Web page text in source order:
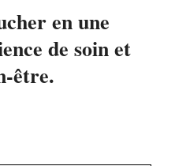
en une
de soin et
être.